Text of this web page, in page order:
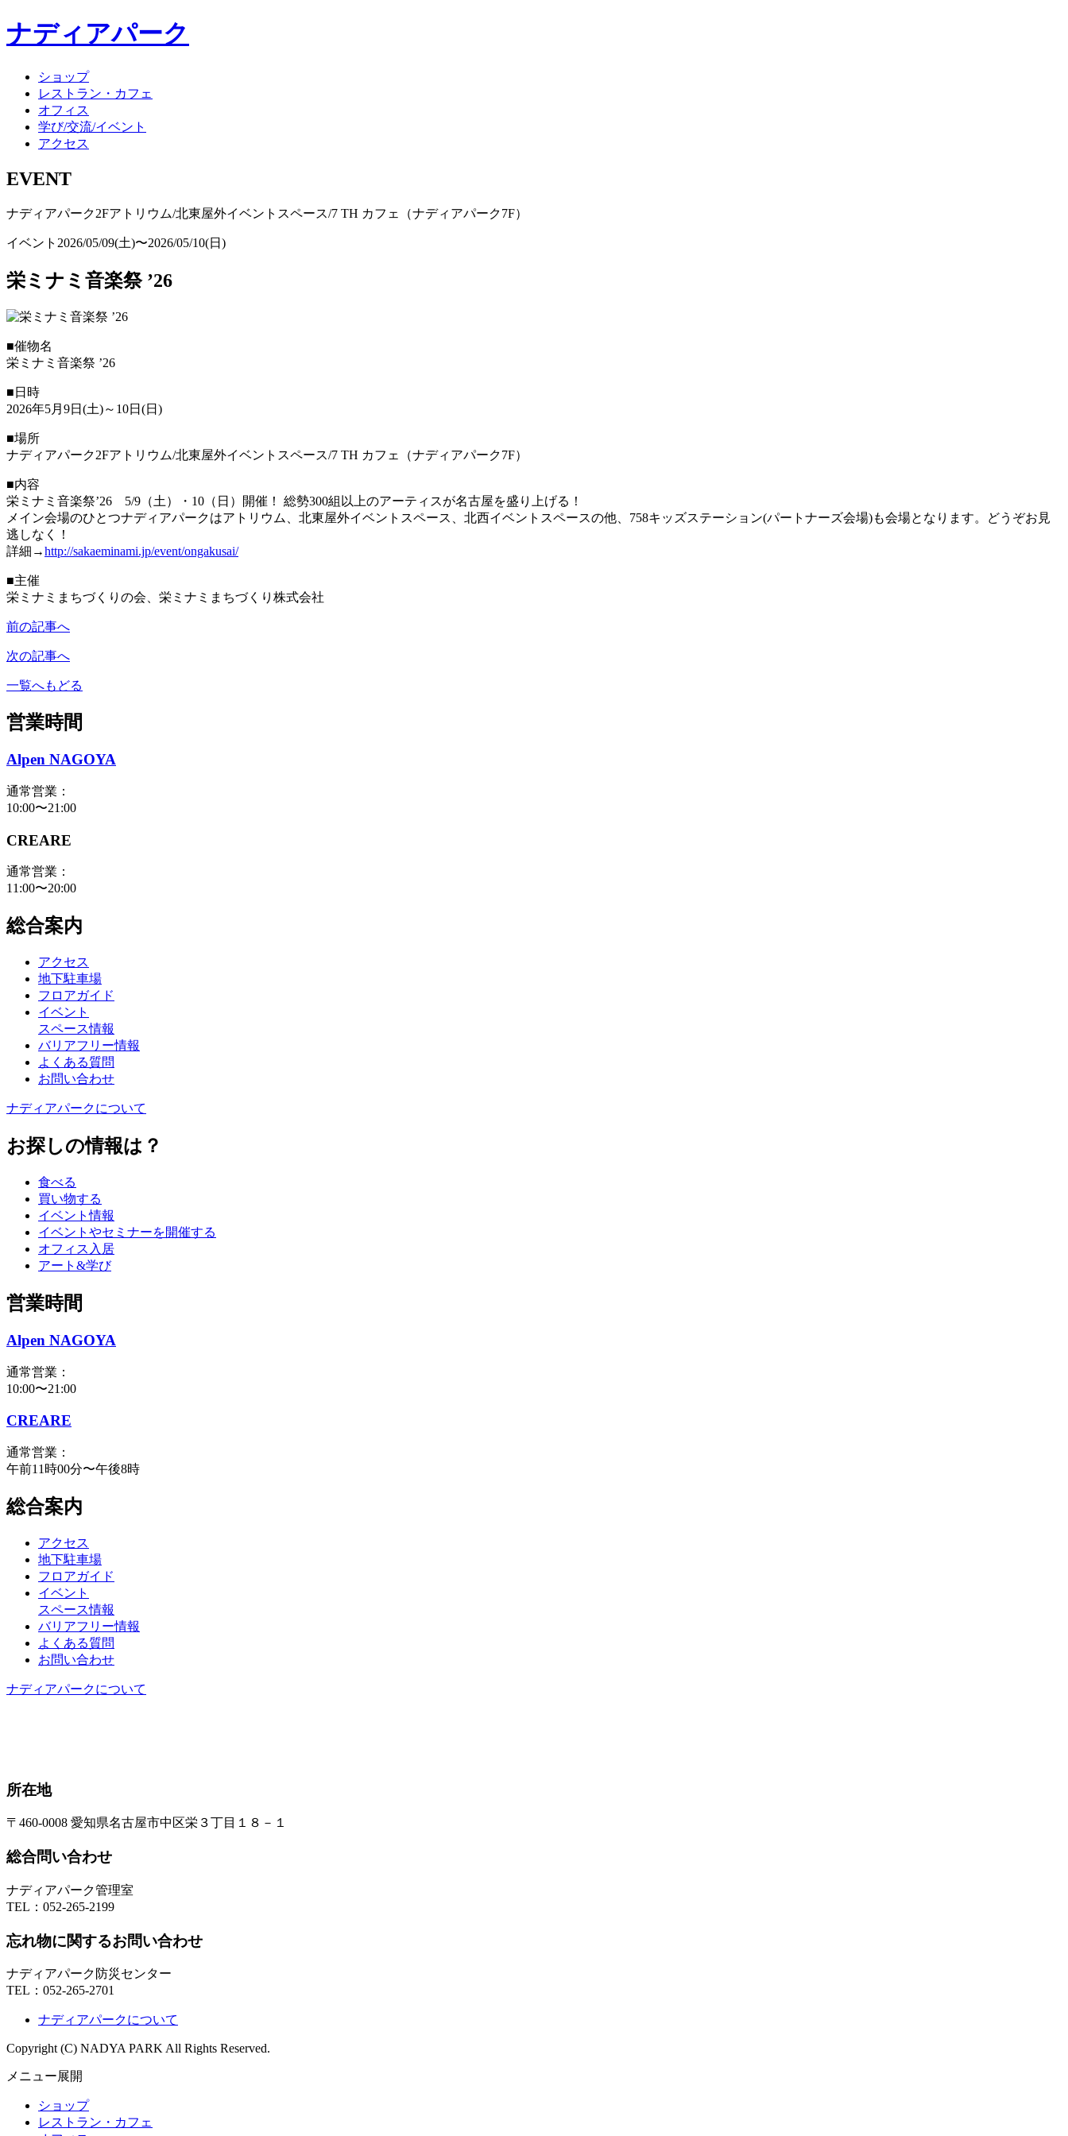
ナディアパーク
ショップ
レストラン・カフェ
オフィス
学び/交流/イベント
アクセス
EVENT
ナディアパーク2Fアトリウム/北東屋外イベントスペース/7 TH カフェ（ナディアパーク7F）
イベント 2026/05/09(土)〜2026/05/10(日)
栄ミナミ音楽祭 ’26
■催物名
栄ミナミ音楽祭 ’26
■日時
2026年5月9日(土)～10日(日)
■場所
ナディアパーク2Fアトリウム/北東屋外イベントスペース/7 TH カフェ（ナディアパーク7F）
■内容
栄ミナミ音楽祭’26 5/9（土）・10（日）開催！ 総勢300組以上のアーティスが名古屋を盛り上げる！
メイン会場のひとつナディアパークはアトリウム、北東屋外イベントスペース、北西イベントスペースの他、758キッズステーション(パートナーズ会場)も会場となります。どうぞお見
逃しなく！
詳細→http://sakaeminami.jp/event/ongakusai/
■主催
栄ミナミまちづくりの会、栄ミナミまちづくり株式会社
前の記事へ
次の記事へ
一覧へもどる
営業時間
Alpen NAGOYA
通常営業：
10:00〜21:00
CREARE
通常営業：
11:00〜20:00
総合案内
アクセス
地下駐車場
フロアガイド
イベント
スペース情報
バリアフリー情報
よくある質問
お問い合わせ
ナディアパークについて
お探しの情報は？
食べる
買い物する
イベント情報
イベントやセミナーを開催する
オフィス入居
アート&学び
営業時間
Alpen NAGOYA
通常営業：
10:00〜21:00
CREARE
通常営業：
午前11時00分〜午後8時
総合案内
アクセス
地下駐車場
フロアガイド
イベント
スペース情報
バリアフリー情報
よくある質問
お問い合わせ
ナディアパークについて
所在地
〒460-0008 愛知県名古屋市中区栄３丁目１８－１
総合問い合わせ
ナディアパーク管理室
TEL： 052-265-2199
忘れ物に関するお問い合わせ
ナディアパーク防災センター
TEL： 052-265-2701
ナディアパークについて
Copyright (C) NADYA PARK All Rights Reserved.
メニュー展開
ショップ
レストラン・カフェ